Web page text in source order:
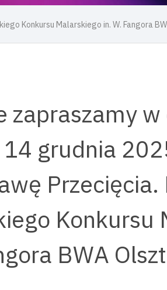
Konkursu Malarskiego in. W. Fangora
zapraszamy
grudnia
Przecięcia.
Konkursu
BWA